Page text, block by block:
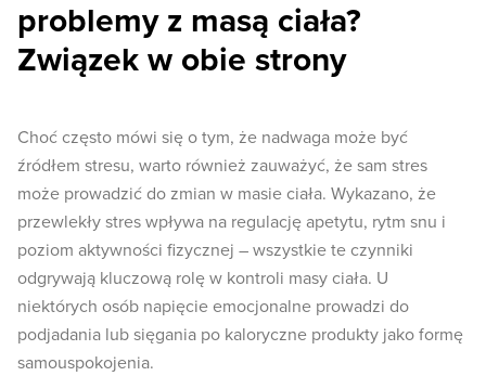
problemy z masą ciała?
Związek w obie strony
Choć często mówi się o tym, że nadwaga może być
źródłem stresu, warto również zauważyć, że sam stres
może prowadzić do zmian w masie ciała. Wykazano, że
przewlekły stres wpływa na regulację apetytu, rytm snu i
poziom aktywności fizycznej – wszystkie te czynniki
odgrywają kluczową rolę w kontroli masy ciała. U
niektórych osób napięcie emocjonalne prowadzi do
podjadania lub sięgania po kaloryczne produkty jako formę
samouspokojenia.